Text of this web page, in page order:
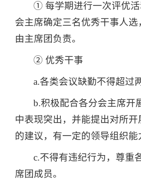
① 每学期进行一次评优
会主席确定三名优秀干事人
由主席团负责。
② 优秀干事
a.各类会议缺勤不得超过
b.积极配合各分会主席开
中表现突出，并能提出对所
的建议，有一定的领导组织能
c.不得有违纪行为，尊重
席团成员。